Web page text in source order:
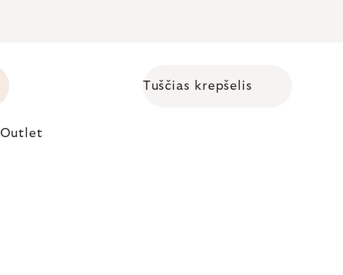
Shopping cart
Tuščias krepšelis
Outlet